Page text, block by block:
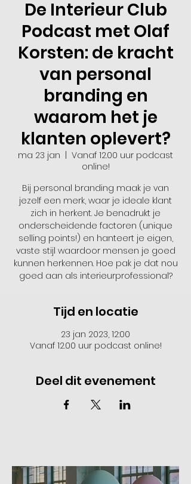
De Interieur Club
Podcast met Olaf
Korsten: de kracht
van personal
branding en
waarom het je
klanten oplevert?
ma 23 jan
Vanaf 12.00 uur podcast
online!
Bij personal branding maak je van
jezelf een merk, waar je ideale klant
zich in herkent. Je benadrukt je
onderscheidende factoren (unique
selling points!) en hanteert je eigen,
vaste stijl waardoor mensen je goed
kunnen herkennen. Hoe pak je dat nou
goed aan als interieurprofessional?
Tijd en locatie
23 jan 2023, 12:00
Vanaf 12.00 uur podcast online!
Deel dit evenement